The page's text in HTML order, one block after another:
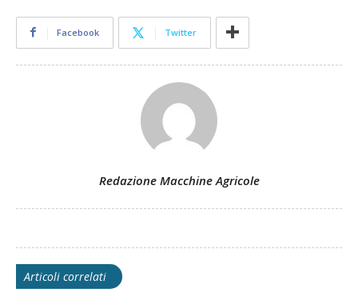
Facebook Twitter
Redazione Macchine Agricole
Articoli correlati